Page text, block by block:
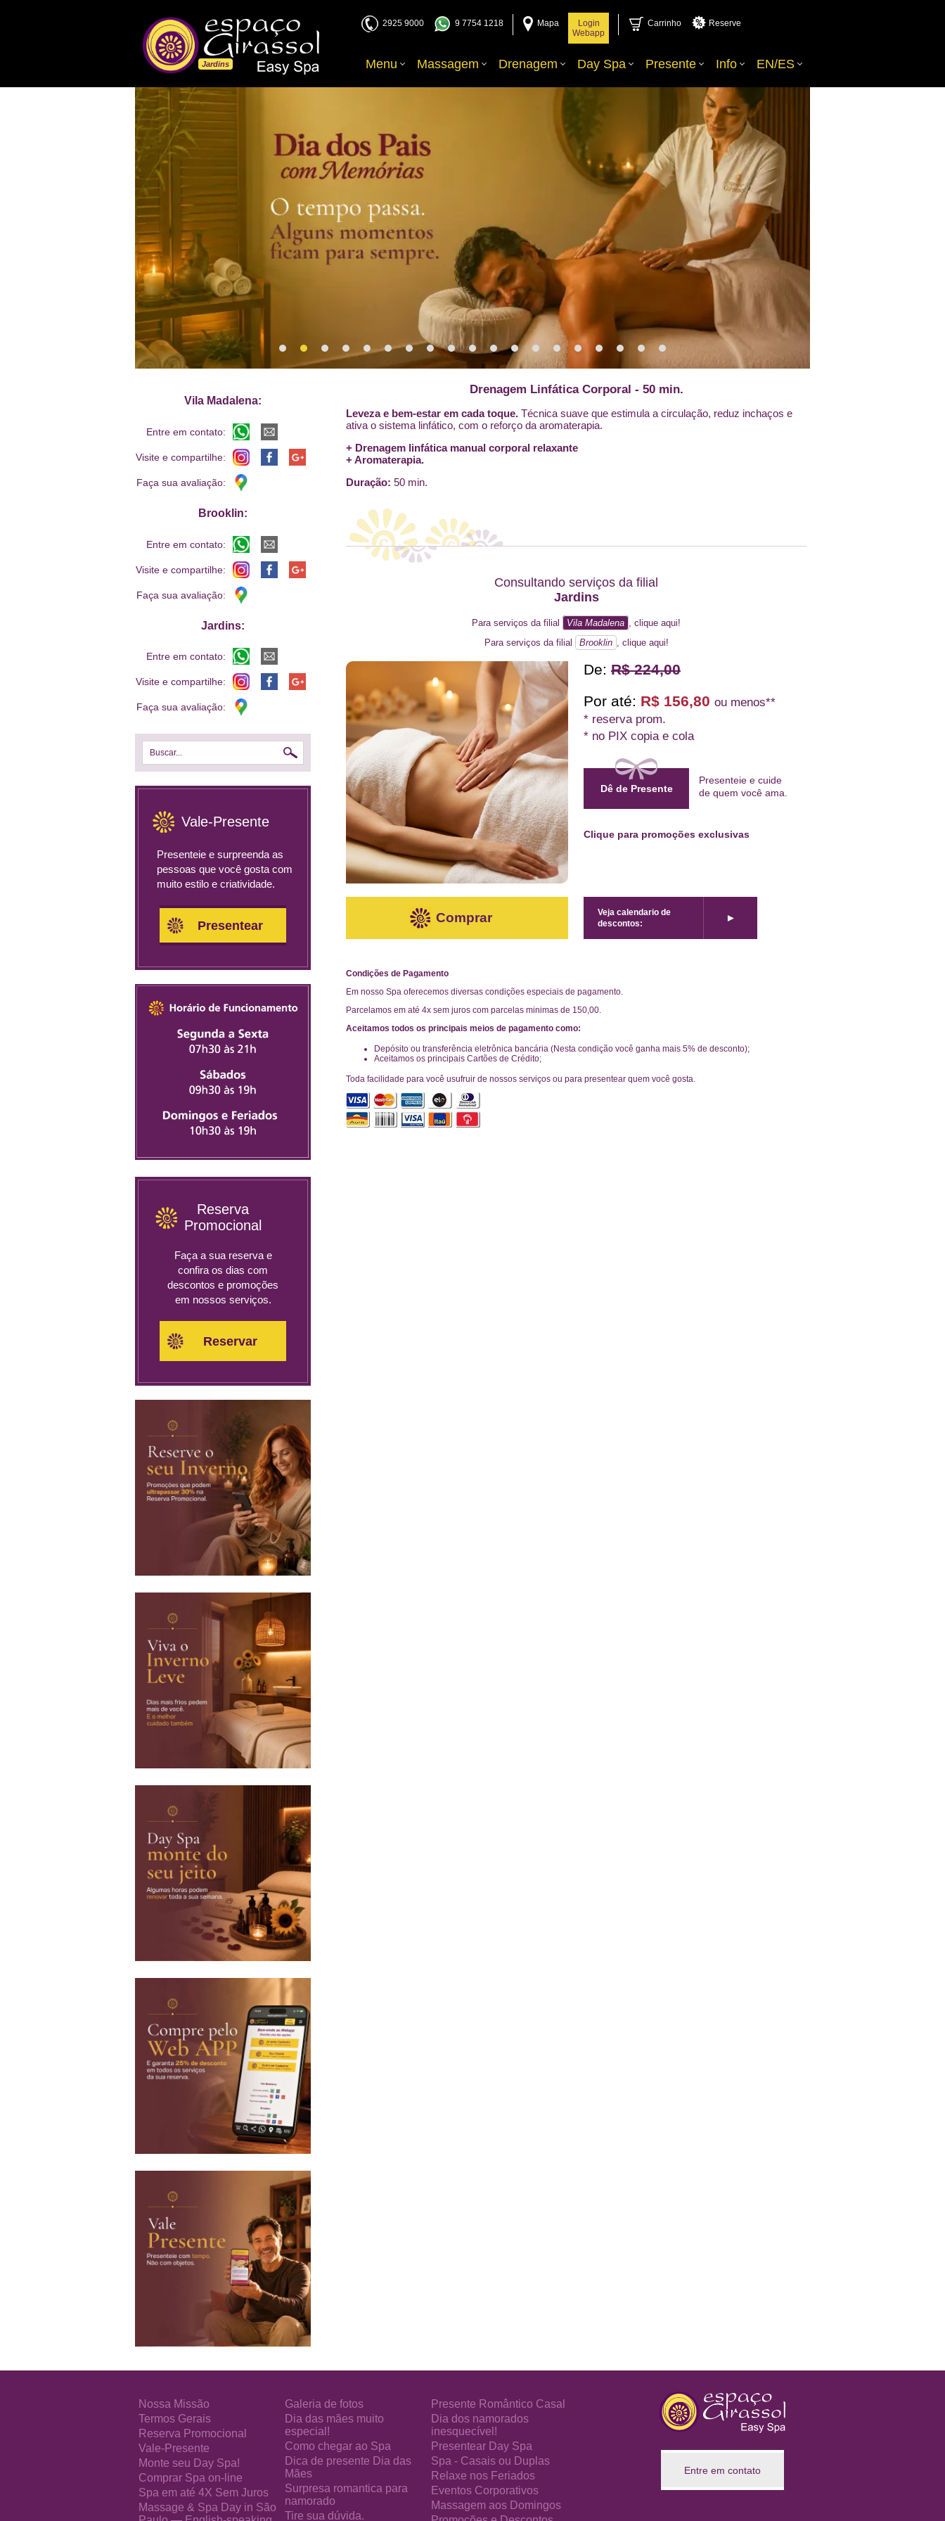
Jardins
2925 9000 9 7754 1218 Mapa
Login
Webapp
Carrinho Reserve
Menu Massagem Drenagem Day Spa Presente Info EN/ES
Drenagem Linfática Corporal - 50 min.
Leveza e bem-estar em cada toque. Técnica suave que estimula a circulação, reduz inchaços e
ativa o sistema linfático, com o reforço da aromaterapia.
+ Drenagem linfática manual corporal relaxante
+ Aromaterapia.
Duração: 50 min.
Consultando serviços da filial
Jardins
Para serviços da filial Vila Madalena , clique aqui!
Para serviços da filial
Brooklin , clique aqui!
De: R$ 224,00
Por até: R$ 156,80 ou menos**
* reserva prom.
* no PIX copia e cola
Dê de Presente
Presenteie e cuide
de quem você ama
Clique para promoções exclusivas
Comprar
Veja calendario de
descontos:
►
Condições de Pagamento
Em nosso Spa oferecemos diversas condições especiais de pagamento.
Parcelamos em até 4x sem juros com parcelas minimas de 150,00.
Aceitamos todos os principais meios de pagamento como:
Depósito ou transferência eletrônica bancária (Nesta condição você ganha mais 5% de desconto);
Aceitamos os principais Cartões de Crédito;
Toda facilidade para você usufruir de nossos serviços ou para presentear quem você gosta.
Vila Madalena:
Entre em contato:
Visite e compartilhe:
Faça sua avaliação:
Brooklin:
Entre em contato:
Visite e compartilhe:
Faça sua avaliação:
Jardins:
Entre em contato:
Visite e compartilhe:
Faça sua avaliação:
Buscar...
Vale-Presente
Presenteie e surpreenda as
pessoas que você gosta com
muito estilo e criatividade.
Presentear
Reserva
Promocional
Faça a sua reserva e
confira os dias com
descontos e promoções
em nossos serviços.
Reservar
Nossa Missão
Termos Gerais
Reserva Promocional
Vale-Presente
Monte seu Day Spa!
Comprar Spa on-line
Spa em até 4X Sem Juros
Massage & Spa Day in São
Galeria de fotos
Dia das mães muito
especial!
Como chegar ao Spa
Dica de presente Dia das
Mães
Surpresa romantica para
namorado
Tire sua dúvida.
Presente Romântico Casal
Dia dos namorados
inesquecível!
Presentear Day Spa
Spa - Casais ou Duplas
Relaxe nos Feriados
Eventos Corporativos
Massagem aos Domingos
Entre em contato